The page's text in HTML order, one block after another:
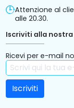
Attenzione al
alle 20.30.
Iscriviti alla
Ricevi per e-mail